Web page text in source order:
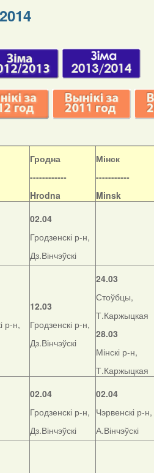
Гродна
------------
Hrodna
Мінск
-----------
Minsk
02.04
Гродзенскі р-н,
Дз.Вінчэўскі
р-н,
12.03
Гродзенскі р-н,
Дз.Вінчэўскі
24.03
Стоўбцы,
Т.Каржыцкая
28.03
Мінскі р-н,
Т.Каржыцкая
02.04
Гродзенскі р-н,
Дз.Вінчэўскі
02.04
Чэрвенскі р-н,
А.Вінчэўскі